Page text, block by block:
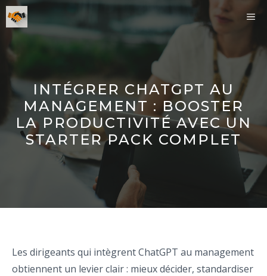
Aller
au
INTÉGRER CHATGPT AU
MANAGEMENT : BOOSTER
LA PRODUCTIVITÉ AVEC UN
STARTER PACK COMPLET
Les dirigeants qui intègrent ChatGPT au management
obtiennent un levier clair : mieux décider, standardiser